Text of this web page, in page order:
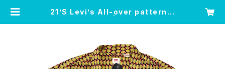
21’S Levi’s All-over pattern S